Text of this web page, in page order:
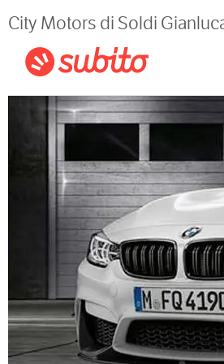
Magazine
City Motors di Soldi